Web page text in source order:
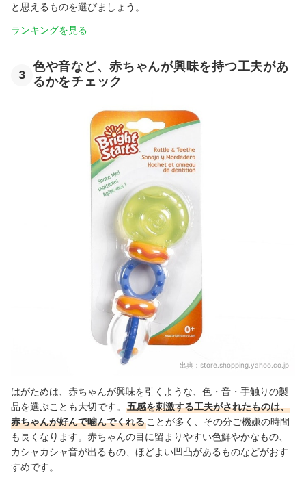
と思えるものを選びましょう。
ランキングを見る
3
色や音など、赤ちゃんが興味を持つ工夫があ
るかをチェック
出典： store.shopping.yahoo.co.jp
はがためは、赤ちゃんが興味を引くような、色・音・手触りの製
品を選ぶことも大切です。
五感を刺激する工夫がされたものは、
赤ちゃんが好んで噛んでくれる ことが多く、その分ご機嫌の時間
も長くなります。赤ちゃんの目に留まりやすい色鮮やかなもの、
カシャカシャ音が出るもの、ほどよい凹凸があるものなどがおす
すめです。